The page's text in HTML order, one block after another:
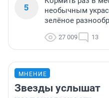
5
необычным
зелёное
27 009 13
МНЕНИЕ
Звезды услышат